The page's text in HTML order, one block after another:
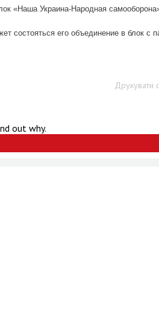
«Наша Украина-Народная
состояться его объединение в блок с
Друкувати
out why.